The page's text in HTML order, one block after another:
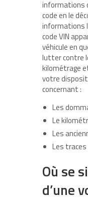
informations
code en le
informations
code VIN
véhicule en
lutter contre
kilométrage
votre
concernant :
Les
Le
Les
Les traces
Où se
d’une